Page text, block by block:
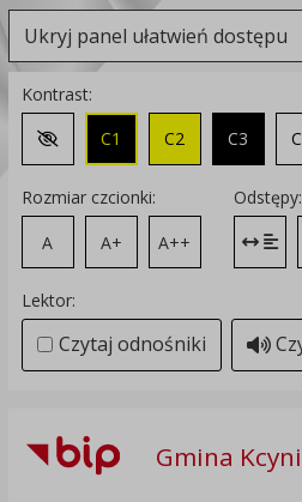
Ukryj panel ułatwień dostępu
Kontrast:
Zmień kontrast na domyślny
C1 C2 C3
Rozmiar czcionki:
A
A+ A++
Odstępy:
Lektor:
Czytaj odnośniki
Gmina